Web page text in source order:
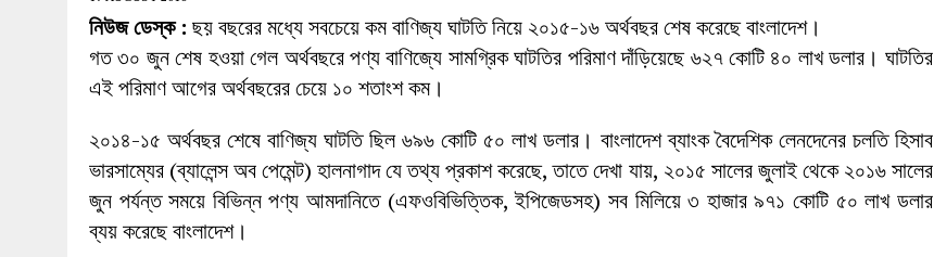
27 MAY 2026 | লোহাগড়ায় চেয়ারম্যান প্রার্থী আতিকুল ইসলামের ঈদ সামগ্রী বিতরন
1 AUGUST 2026 | লোহাগড়ায় জাল দলিলে নামজারি ॥ এসিল্যান্ড অফিসে ভয়াবহ দুর্নীতি
নিউজ ডেস্ক : ছয় বছরের মধ্যে সবচেয়ে কম বাণিজ্য ঘাটতি নিয়ে ২০১৫-১৬ অর্থবছর শেষ করেছে বাংলাদেশ।
গত ৩০ জুন শেষ হওয়া গেল অর্থবছরে পণ্য বাণিজ্যে সামগ্রিক ঘাটতির পরিমাণ দাঁড়িয়েছে ৬২৭ কোটি ৪০ লাখ ডলার। ঘাটতির
এই পরিমাণ আগের অর্থবছরের চেয়ে ১০ শতাংশ কম।
২০১৪-১৫ অর্থবছর শেষে বাণিজ্য ঘাটতি ছিল ৬৯৬ কোটি ৫০ লাখ ডলার। বাংলাদেশ ব্যাংক বৈদেশিক লেনদেনের চলতি হিসাব
ভারসাম্যের (ব্যালেন্স অব পেমেন্ট) হালনাগাদ যে তথ্য প্রকাশ করেছে, তাতে দেখা যায়, ২০১৫ সালের জুলাই থেকে ২০১৬ সালের
জুন পর্যন্ত সময়ে বিভিন্ন পণ্য আমদানিতে (এফওবিভিত্তিক, ইপিজেডসহ) সব মিলিয়ে ৩ হাজার ৯৭১ কোটি ৫০ লাখ ডলার
ব্যয় করেছে বাংলাদেশ।